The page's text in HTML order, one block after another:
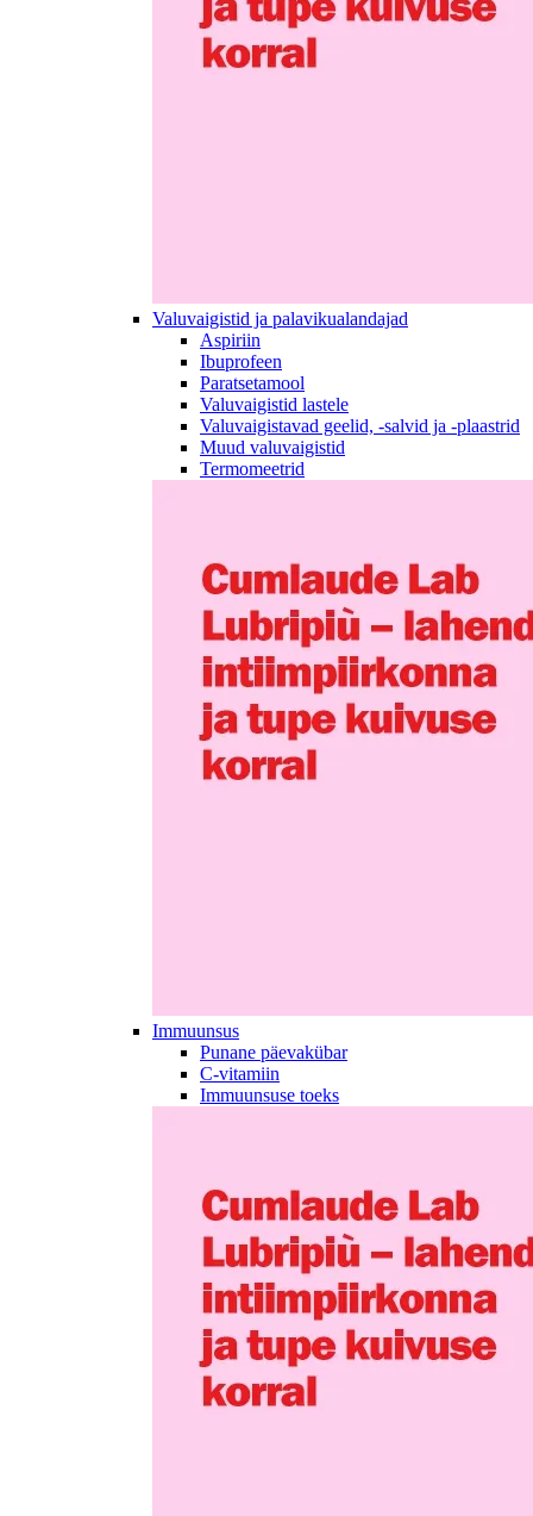
Valuvaigistid ja palavikualandajad
Aspiriin
Ibuprofeen
Paratsetamool
Valuvaigistid lastele
Valuvaigistavad geelid, -salvid ja -plaastrid
Muud valuvaigistid
Termomeetrid
Immuunsus
Punane päevakübar
C-vitamiin
Immuunsuse toeks